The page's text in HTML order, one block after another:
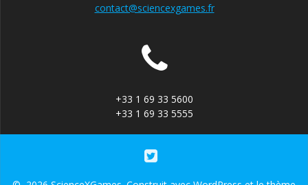
contact@sciencexgames.fr
+33 1 69 33 5600
+33 1 69 33 5555